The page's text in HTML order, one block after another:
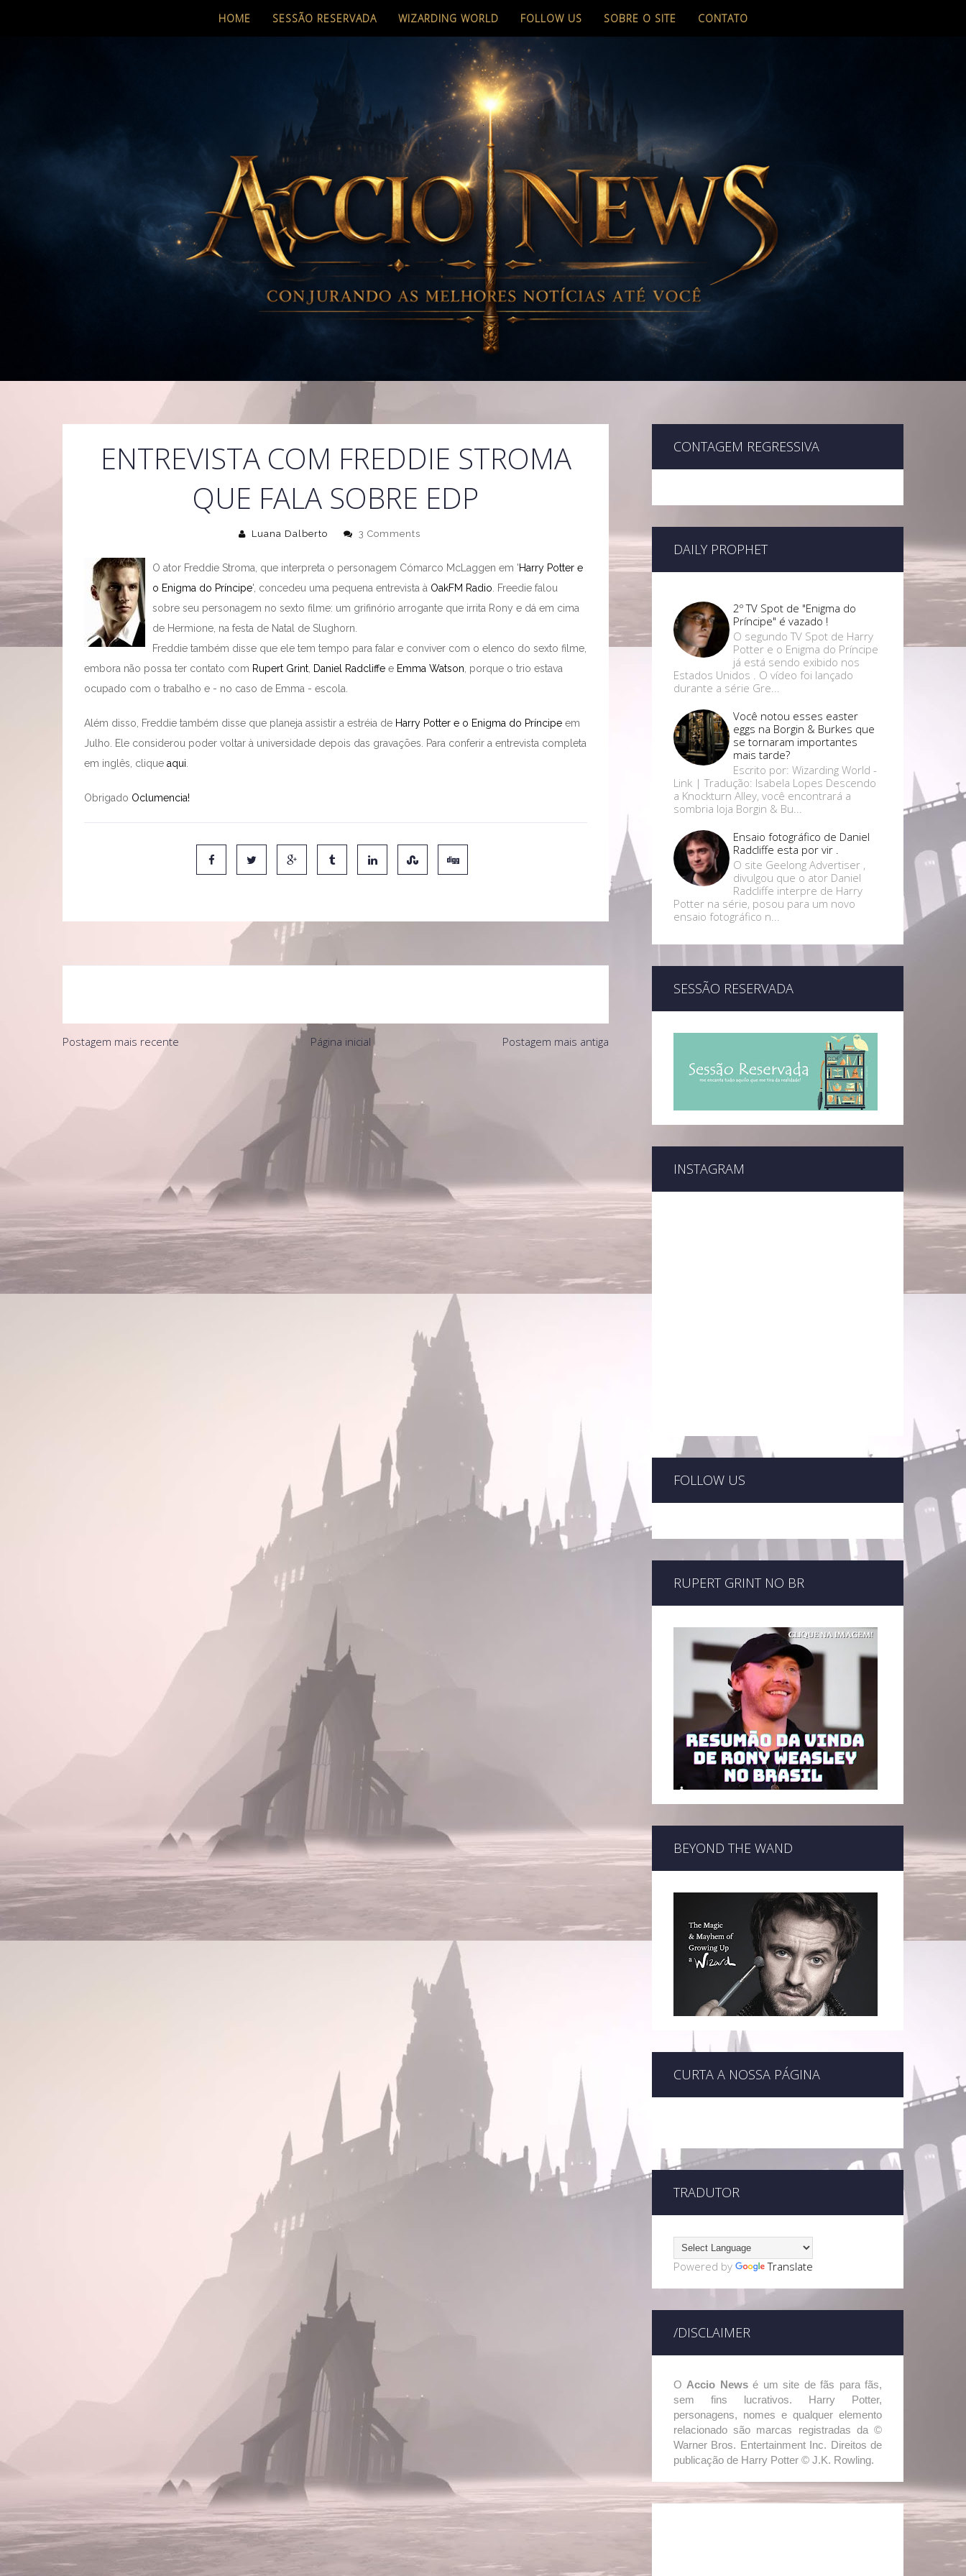
HOME SESSÃO RESERVADA WIZARDING WORLD FOLLOW US SOBRE O SITE CONTATO
ENTREVISTA COM FREDDIE STROMA
QUE FALA SOBRE EDP
Luana Dalberto 3 Comments
O ator Freddie Stroma, que interpreta o personagem Cómarco McLaggen em 'Harry Potter e
o Enigma do Príncipe', concedeu uma pequena entrevista à OakFM Radio . Freedie falou
sobre seu personagem no sexto filme: um grifinório arrogante que irrita Rony e dá em cima
de Hermione, na festa de Natal de Slughorn.
Freddie também disse que ele tem tempo para falar e conviver com o elenco do sexto filme,
embora não possa ter contato com Rupert Grint Daniel Radcliffe e Emma Watson , porque o trio estava
ocupado com o trabalho e - no caso de Emma - escola.
Além disso, Freddie também disse que planeja assistir a estréia de Harry Potter e o Enigma do Príncipe em
Julho. Ele considerou poder voltar à universidade depois das gravações. Para conferir a entrevista completa
em inglês, clique aqui
Obrigado Oclumencia!
Postagem mais recente Postagem mais antiga
Página inicial
CONTAGEM REGRESSIVA
DAILY PROPHET
2º TV Spot de "Enigma do
Príncipe" é vazado !
O segundo TV Spot de Harry
Potter e o Enigma do Príncipe
já está sendo exibido nos
Estados Unidos . O vídeo foi lançado
durante a série Gre...
Você notou esses easter
eggs na Borgin & Burkes que
se tornaram importantes
mais tarde?
Escrito por: Wizarding World -
Link | Tradução: Isabela Lopes Descendo
a Knockturn Alley, você encontrará a
sombria loja Borgin & Bu...
Ensaio fotográfico de Daniel
Radcliffe esta por vir .
O site Geelong Advertiser ,
divulgou que o ator Daniel
Radcliffe interpre de Harry
Potter na série, posou para um novo
ensaio fotográfico n...
SESSÃO RESERVADA
INSTAGRAM
FOLLOW US
RUPERT GRINT NO BR
BEYOND THE WAND
CURTA A NOSSA PÁGINA
TRADUTOR
Powered by Translate
/DISCLAIMER
O Accio Newsé um site de fãs para fãs,
sem fins lucrativos. Harry Potter,
personagens, nomes e qualquer elemento
relacionado são marcas registradas da ©
Warner Bros. Entertainment Inc. Direitos de
publicação de Harry Potter © J.K. Rowling.